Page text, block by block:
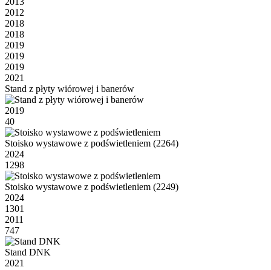
2012
2018
2018
2019
2019
2019
2021
Stand z płyty wiórowej i banerów
2019
40
Stoisko wystawowe z podświetleniem (2264)
2024
1298
Stoisko wystawowe z podświetleniem (2249)
2024
1301
2011
747
Stand DNK
2021